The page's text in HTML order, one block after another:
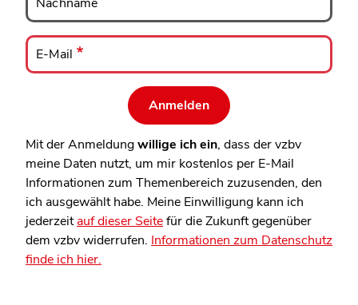
E-
Mail
E-Mail
Mit der Anmeldungwillige ich ein, dass der vzbv
meine Daten nutzt, um mir kostenlos per E-Mail
Informationen zum Themenbereich zuzusenden, den
ich ausgewählt habe. Meine Einwilligung kann ich
jederzeitauf dieser Seitefür die Zukunft gegenüber
dem vzbv widerrufen. Informationen zum Datenschutz
finde ich hier.